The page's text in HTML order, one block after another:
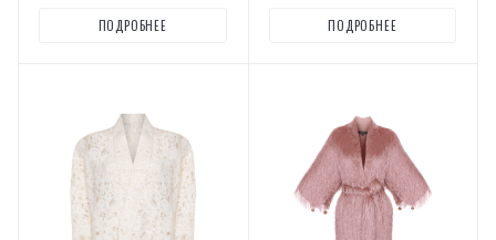
ПОДРОБНЕЕ ПОДРОБНЕЕ